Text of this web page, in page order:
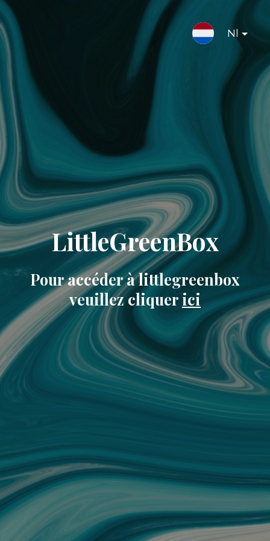
Nl
LittleGreenBox
Pour accéder à littlegreenbox
veuillez cliquer ici